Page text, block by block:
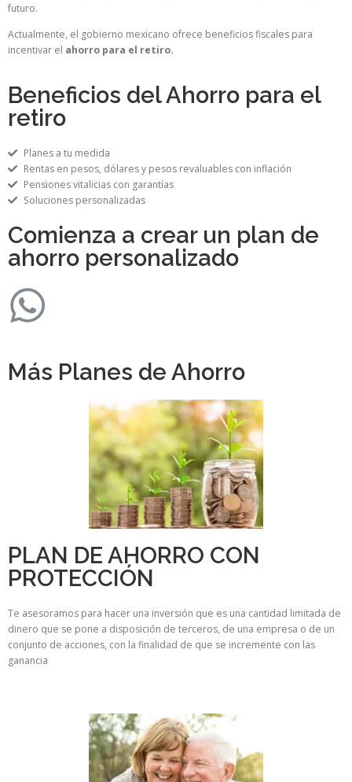
futuro.
Actualmente, el gobierno mexicano ofrece beneficios fiscales para
incentivar el ahorro para el retiro.
Beneficios del Ahorro para el
retiro
Planes a tu medida
Rentas en pesos, dólares y pesos revaluables con inflación
Pensiones vitalicias con garantías
Soluciones personalizadas
Comienza a crear un plan de
ahorro personalizado
Más Planes de Ahorro
PLAN DE AHORRO CON
PROTECCIÓN
Te asesoramos para hacer una inversión que es una cantidad limitada de
dinero que se pone a disposición de terceros, de una empresa o de un
conjunto de acciones, con la finalidad de que se incremente con las
ganancia